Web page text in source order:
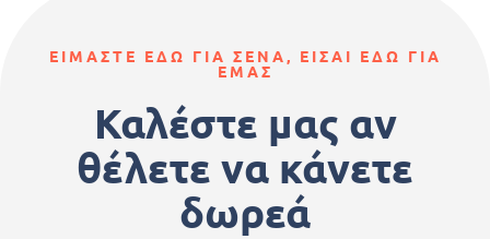
ΕΙΜΑΣΤΕ ΕΔΩ ΓΙΑ ΣΕΝΑ, ΕΙΣΑΙ ΕΔΩ ΓΙΑ
ΕΜΑΣ
Καλέστε μας αν
θέλετε να κάνετε
δωρεά